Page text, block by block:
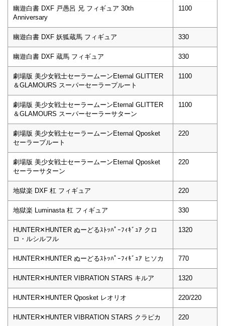
幽遊白書 DXF 戸愚呂 兄 フィギュア 30th
Anniversary
1100
幽遊白書 DXF 妖狐蔵馬 フィギュア 330
幽遊白書 DXF 蔵馬 フィギュア 330
劇場版 美少女戦士セーラームーンEternal GLITTER
＆GLAMOURS スーパーセーラープルート
1100
劇場版 美少女戦士セーラームーンEternal GLITTER
＆GLAMOURS スーパーセーラーサターン
1100
劇場版 美少女戦士セーラームーンEternal Qposket
セーラープルート
220
劇場版 美少女戦士セーラームーンEternal Qposket
セーラーサターン
220
地獄楽 DXF 杠 フィギュア 220
地獄楽 Luminasta 杠 フィギュア 330
HUNTER✕HUNTER ぬーどるｽﾄｯﾊﾟｰﾌｨｷﾞｭｱ クロ
ロ・ルシルフル
1320
HUNTER✕HUNTER ぬーどるｽﾄｯﾊﾟｰﾌｨｷﾞｭｱ ヒソカ 770
HUNTER✕HUNTER VIBRATION STARS キルア 1320
HUNTER✕HUNTER Qposket レオリオ 220/220
HUNTER✕HUNTER VIBRATION STARS クラピカ 220